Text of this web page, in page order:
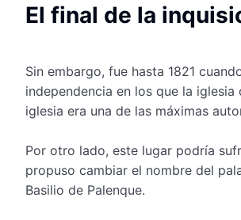
El final de la
Sin embargo, fue hasta 1821
independencia en los que la
iglesia era una de las máximas
Por otro lado, este lugar podría
propuso cambiar el nombre del
Basilio de Palenque.